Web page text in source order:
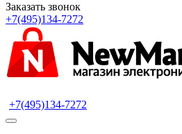
Заказать звонок
+7(495)134-7272
+7(495)134-7272